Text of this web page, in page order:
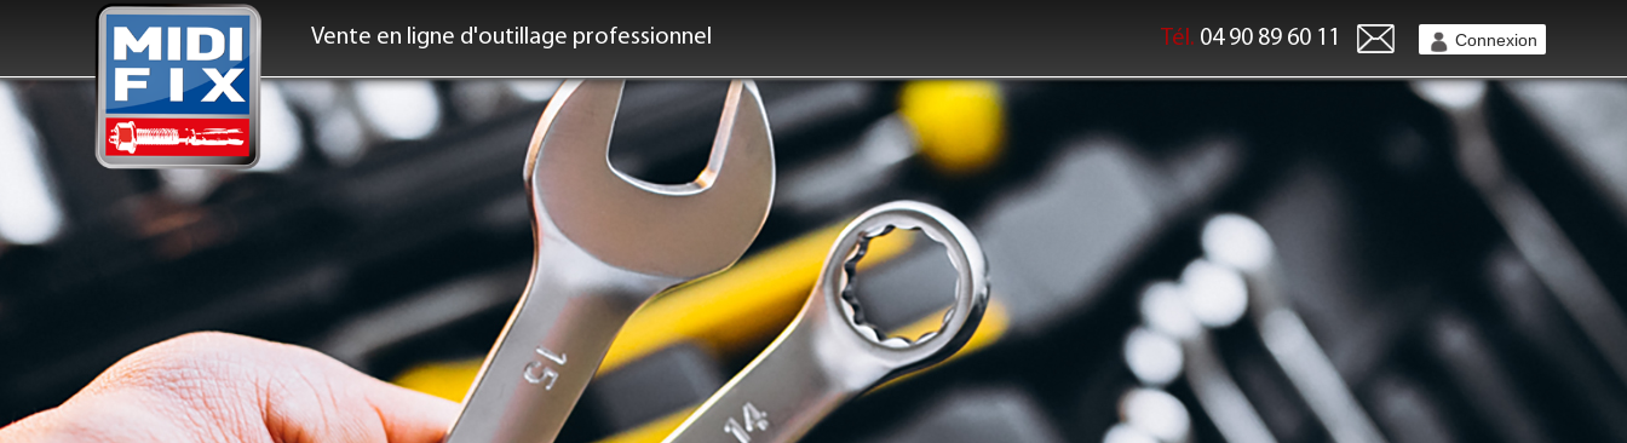
Vente en ligne d'outillage professionnel Connexion
Tél. 04 90 89 60 11